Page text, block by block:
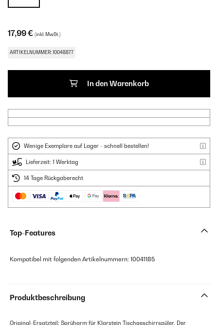
17,99 € (inkl. MwSt.)
ARTIKELNUMMER: 10048877
In den Warenkorb
Wenige Exemplare auf Lager - schnell bestellen!
Lieferzeit: 1 Werktag
14 Tage Rückgaberecht
Top-Features
Kompatibel mit folgenden Artikelnummern: 10041185
Produktbeschreibung
Original-Ersatzteil: Sprüharm für Klarstein Tischgeschirrspüler. Der